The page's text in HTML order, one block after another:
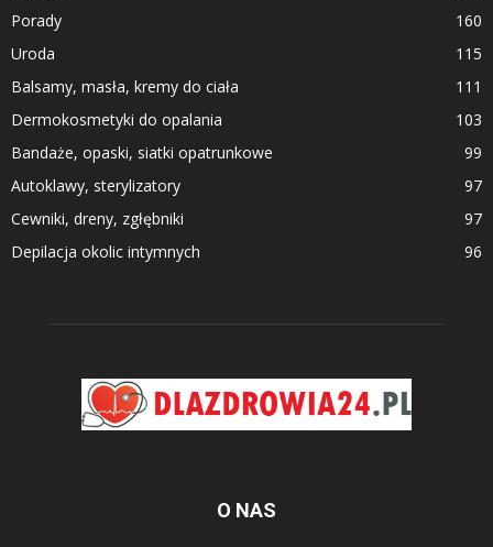
Porady
160
Uroda
115
Balsamy, masła, kremy do ciała
111
Dermokosmetyki do opalania
103
Bandaże, opaski, siatki opatrunkowe
99
Autoklawy, sterylizatory
97
Cewniki, dreny, zgłębniki
97
Depilacja okolic intymnych
96
O NAS